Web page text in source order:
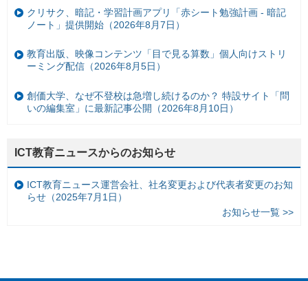
クリサク、暗記・学習計画アプリ「赤シート勉強計画 - 暗記
ノート」提供開始（2026年8月7日）
教育出版、映像コンテンツ「目で見る算数」個人向けストリ
ーミング配信（2026年8月5日）
創価大学、なぜ不登校は急増し続けるのか？ 特設サイト「問
いの編集室」に最新記事公開（2026年8月10日）
ICT教育ニュースからのお知らせ
ICT教育ニュース運営会社、社名変更および代表者変更のお知
らせ（2025年7月1日）
お知らせ一覧 >>